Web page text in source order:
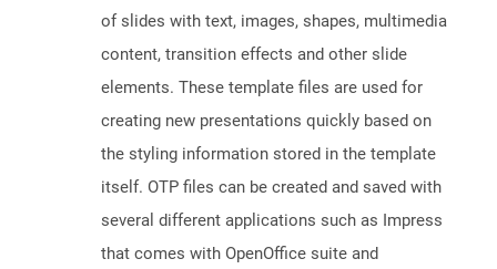
of slides with text, images, shapes, multimedia
content, transition effects and other slide
elements. These template files are used for
creating new presentations quickly based on
the styling information stored in the template
itself. OTP files can be created and saved with
several different applications such as Impress
that comes with OpenOffice suite and